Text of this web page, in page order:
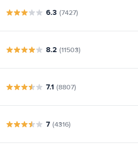
6.3 (7427)
8.2 (11503)
7.1 (8807)
7 (4316)